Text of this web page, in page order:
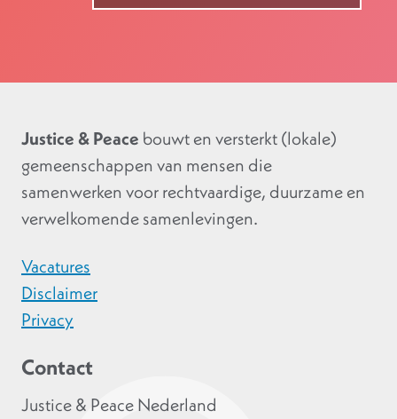
Justice & Peace bouwt en versterkt (lokale)
gemeenschappen van mensen die
samenwerken voor rechtvaardige, duurzame en
verwelkomende samenlevingen.
Vacatures
Disclaimer
Privacy
Contact
Justice & Peace Nederland